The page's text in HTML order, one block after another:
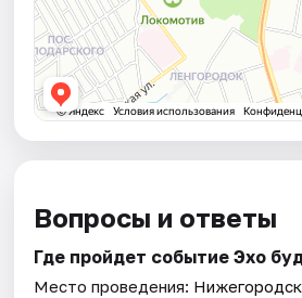
Вопросы и ответы
Где пройдет событие Эхо
Место проведения: